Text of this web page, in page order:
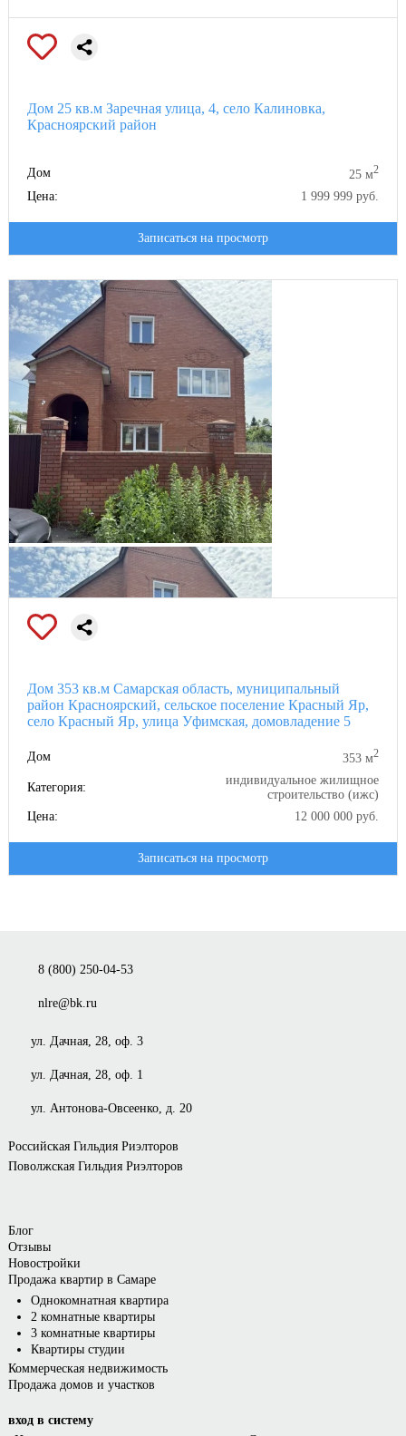
Дом 25 кв.м Заречная улица, 4, село Калиновка,
Красноярский район
Дом 25 м2
Цена: 1 999 999 руб.
Записаться на просмотр
Дом 353 кв.м Самарская область, муниципальный
район Красноярский, сельское поселение Красный Яр,
село Красный Яр, улица Уфимская, домовладение 5
Дом 353 м2
Категория:
индивидуальное жилищное
строительство (ижс)
Цена:
12 000 000 руб.
Записаться на просмотр
8 (800) 250-04-53
nlre@bk.ru
ул. Дачная, 28, оф. 3
ул. Дачная, 28, оф. 1
ул. Антонова-Овсеенко, д. 20
Российская Гильдия Риэлторов
Поволжская Гильдия Риэлторов
Блог
Отзывы
Новостройки
Продажа квартир в Самаре
Однокомнатная квартира
2 комнатные квартиры
3 комнатные квартиры
Квартиры студии
Коммерческая недвижимость
Продажа домов и участков
вход в систему